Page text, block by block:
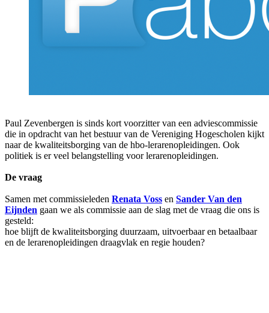
Paul Zevenbergen is sinds kort voorzitter van een adviescommissie
die in opdracht van het bestuur van de Vereniging Hogescholen kijkt
naar de kwaliteitsborging van de hbo-lerarenopleidingen. Ook
politiek is er veel belangstelling voor lerarenopleidingen.
De vraag
Samen met commissieleden Renata Voss en Sander Van den
Eijnden gaan we als commissie aan de slag met de vraag die ons is
gesteld:
hoe blijft de kwaliteitsborging duurzaam, uitvoerbaar en betaalbaar
en de lerarenopleidingen draagvlak en regie houden?